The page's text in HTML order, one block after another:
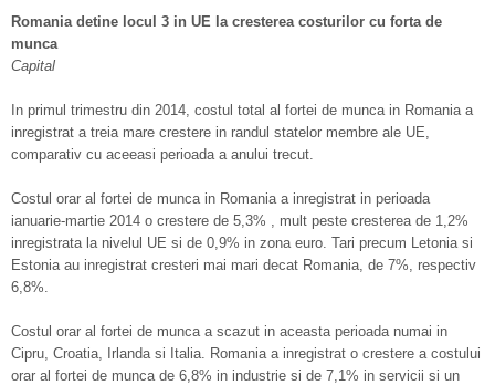
Romania detine locul 3 in UE la cresterea costurilor cu forta de
munca
Capital
In primul trimestru din 2014, costul total al fortei de munca in Romania a
inregistrat a treia mare crestere in randul statelor membre ale UE,
comparativ cu aceeasi perioada a anului trecut.
Costul orar al fortei de munca in Romania a inregistrat in perioada
ianuarie-martie 2014 o crestere de 5,3% , mult peste cresterea de 1,2%
inregistrata la nivelul UE si de 0,9% in zona euro. Tari precum Letonia si
Estonia au inregistrat cresteri mai mari decat Romania, de 7%, respectiv
6,8%.
Costul orar al fortei de munca a scazut in aceasta perioada numai in
Cipru, Croatia, Irlanda si Italia. Romania a inregistrat o crestere a costului
orar al fortei de munca de 6,8% in industrie si de 7,1% in servicii si un